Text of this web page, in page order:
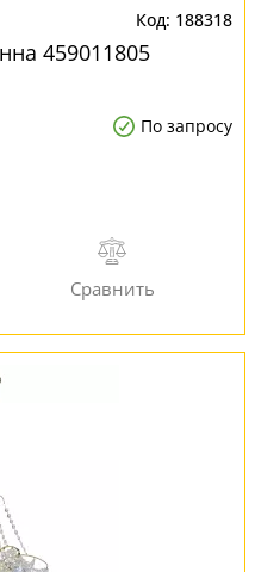
188318
459011805
По запросу